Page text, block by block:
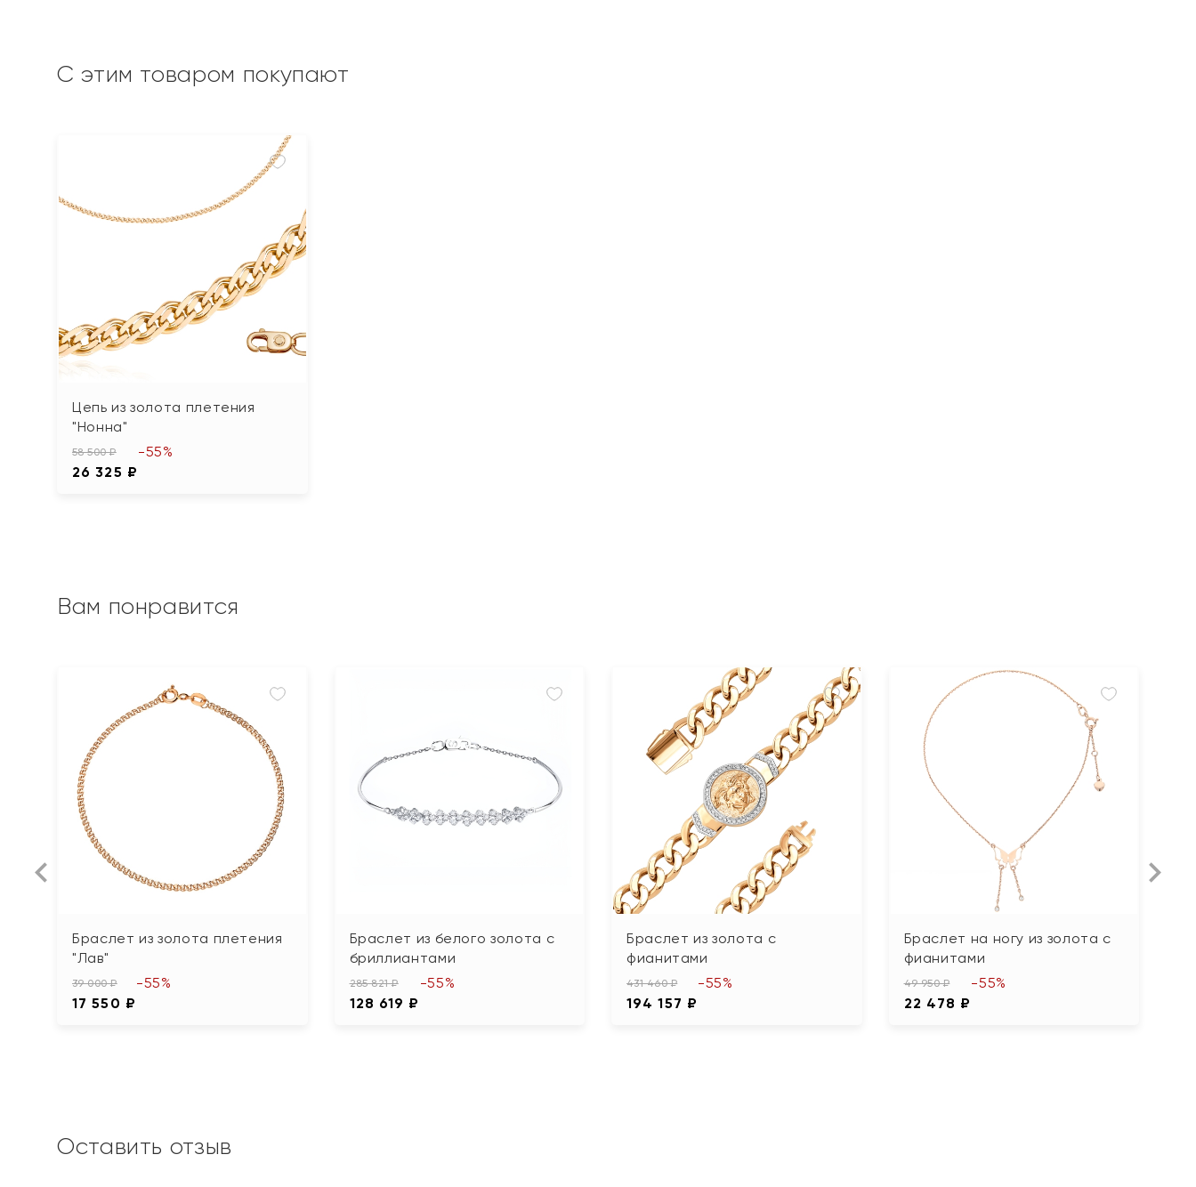
С этим товаром покупают
Цепь из золота плетения
"Нонна"
58 500 ₽
26 325 ₽
-55%
Вам понравится
Браслет из золота плетения
"Лав"
39 000 ₽
17 550 ₽
-55%
Браслет из белого золота с
бриллиантами
285 821 ₽
128 619 ₽
-55%
Браслет из золота с
фианитами
431 460 ₽
194 157 ₽
-55%
Браслет на ногу из золота с
фианитами
49 950 ₽
22 478 ₽
-55%
Оставить отзыв